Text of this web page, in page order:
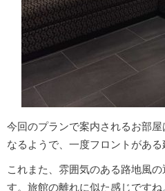
今回のプランで案内されるお部
なるようで、一度フロントがある
これまた、雰囲気のある路地風
す。旅館の離れに似た感じですね